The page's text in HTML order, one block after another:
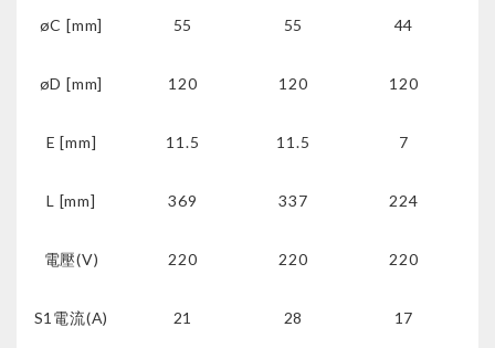
øC [mm] 55 55 44
øD [mm] 120 120 120
E [mm] 11.5 11.5 7
L [mm] 369 337 224
電壓(V) 220 220 220
S1電流(A) 21 28 17